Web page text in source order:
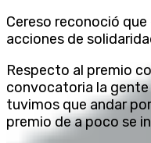
Cereso reconoció
acciones de
Respecto al premio
convocatoria la gente
tuvimos que andar
premio de a poco se